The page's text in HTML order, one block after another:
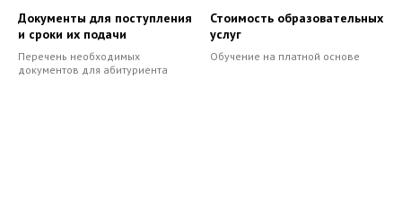
Документы для поступления
и сроки их подачи
Перечень необходимых
документов для абитуриента
Стоимость образовательных
услуг
Обучение на платной основе